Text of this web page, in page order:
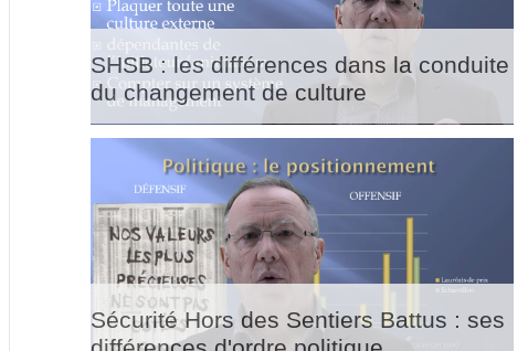
SHSB : les différences dans la conduite
du changement de culture
Sécurité Hors des Sentiers Battus : ses